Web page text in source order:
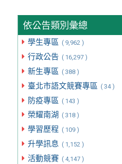
依公告類別彙總
學生專區 ( 9,962 )
行政公告 ( 16,297 )
新生專區 ( 388 )
臺北市語文競賽專區 ( 34 )
防疫專區 ( 143 )
榮耀南湖 ( 318 )
學習歷程 ( 109 )
升學訊息 ( 1,152 )
活動競賽 ( 4,147 )